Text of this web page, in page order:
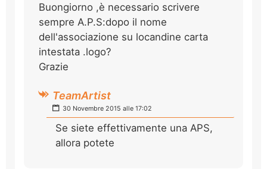
Buongiorno ,è necessario scrivere
sempre A.P.S:dopo il nome
dell'associazione su locandine carta
intestata .logo?
Grazie
TeamArtist
30 Novembre 2015 alle 17:02
Se siete effettivamente una APS,
allora potete